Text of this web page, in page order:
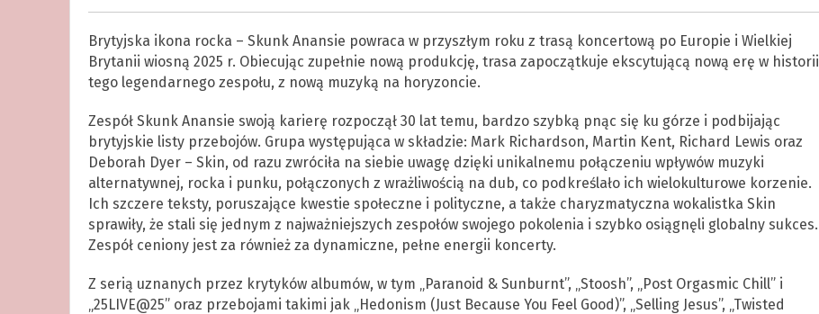
Brytyjska ikona rocka – Skunk Anansie powraca w przyszłym roku z trasą koncertową po Europie i Wielkiej
Brytanii wiosną 2025 r. Obiecując zupełnie nową produkcję, trasa zapoczątkuje ekscytującą nową erę w historii
tego legendarnego zespołu, z nową muzyką na horyzoncie.
Zespół Skunk Anansie swoją karierę rozpoczął 30 lat temu, bardzo szybką pnąc się ku górze i podbijając
brytyjskie listy przebojów. Grupa występująca w składzie: Mark Richardson, Martin Kent, Richard Lewis oraz
Deborah Dyer – Skin, od razu zwróciła na siebie uwagę dzięki unikalnemu połączeniu wpływów muzyki
alternatywnej, rocka i punku, połączonych z wrażliwością na dub, co podkreślało ich wielokulturowe korzenie.
Ich szczere teksty, poruszające kwestie społeczne i polityczne, a także charyzmatyczna wokalistka Skin
sprawiły, że stali się jednym z najważniejszych zespołów swojego pokolenia i szybko osiągnęli globalny sukces.
Zespół ceniony jest za również za dynamiczne, pełne energii koncerty.
Z serią uznanych przez krytyków albumów, w tym „Paranoid & Sunburnt”, „Stoosh”, „Post Orgasmic Chill” i
„25LIVE@25” oraz przebojami takimi jak „Hedonism (Just Because You Feel Good)”, „Selling Jesus”, „Twisted